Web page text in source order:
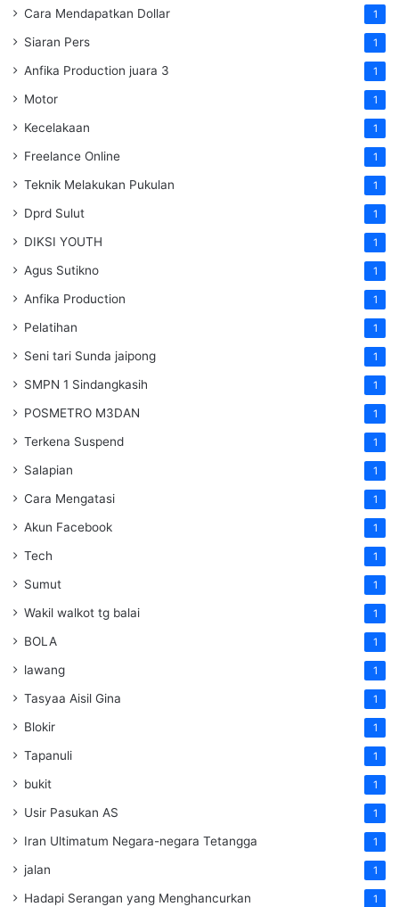
Cara Mendapatkan Dollar 1
Siaran Pers 1
Anfika Production juara 3 1
Motor 1
Kecelakaan 1
Freelance Online 1
Teknik Melakukan Pukulan 1
Dprd Sulut 1
DIKSI YOUTH 1
Agus Sutikno 1
Anfika Production 1
Pelatihan 1
Seni tari Sunda jaipong 1
SMPN 1 Sindangkasih 1
POSMETRO M3DAN 1
Terkena Suspend 1
Salapian 1
Cara Mengatasi 1
Akun Facebook 1
Tech 1
Sumut 1
Wakil walkot tg balai 1
BOLA 1
lawang 1
Tasyaa Aisil Gina 1
Blokir 1
Tapanuli 1
bukit 1
Usir Pasukan AS 1
Iran Ultimatum Negara-negara Tetangga 1
jalan 1
Hadapi Serangan yang Menghancurkan 1